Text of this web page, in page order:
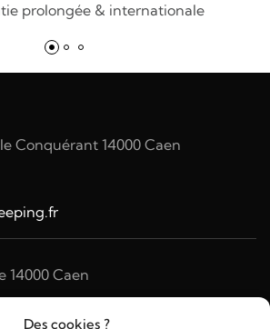
Des cookies ?
prolongée & internationale
Conquérant 14000 Caen
14000 Caen